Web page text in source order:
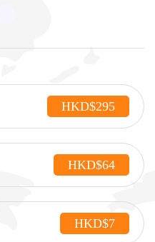
HKD$295
HKD$64
HKD$7